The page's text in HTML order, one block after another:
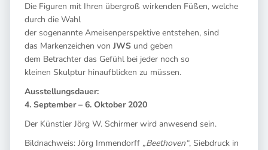
Die Figuren mit Ihren übergroß wirkenden Füßen, welche
durch die Wahl
der sogenannte Ameisenperspektive entstehen, sind
das Markenzeichen von JWS und geben
dem Betrachter das Gefühl bei jeder noch so
kleinen Skulptur hinaufblicken zu müssen.
Ausstellungsdauer:
4. September – 6. Oktober 2020
Der Künstler Jörg W. Schirmer wird anwesend sein.
Bildnachweis: Jörg Immendorff „Beethoven“, Siebdruck in